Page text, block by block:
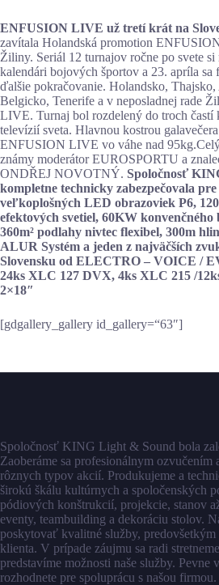
ENFUSION LIVE už tretí krát na
zavítala Holandská promotion
Žiliny. Seriál 12 turnajov ročne po svete si
kalendári bojových športov a 23. apríla
ďalšie pokračovanie. Holandsko,
Belgicko, Tenerife a v neposladnej rade
LIVE. Turnaj bol rozdelený do troch častí
televízií sveta. Hlavnou kostrou
ENFUSION LIVE vo váhe nad
známy moderátor EUROSPORTU a
ONDŘEJ NOVOTNÝ. Spoločnosť
kompletne technicky zabezpečovala pre
veľkoplošných LED obrazoviek P6,
efektových svetiel, 60KW konvenčného
360m² podlahy nivtec flexibel, 300m
ALUR Systém a jeden z najväčších
Slovensku od ELECTRO – VOICE /
24ks XLC 127 DVX, 4ks XLC 215 /
2×18″
[gdgallery_gallery id_gallery=“63″]
Spoločnosť KING Light & Sound bola
Zaoberáme sa profesionálnym ozvučením
rôznych typov akcií. Produkujeme a
širokú škálu kultúrnych a spoločenských
pódiových konštrukcií, projekcie, stanov
eventy, teambuilding a dekoráciu stolov.
poskytovať kvalitné služby, predovšetkým
klienta. V prípade záujmu sa radi
predstavíme možnosti naše služby. Pevne
rozhodnete pre spoluprácu s našou firmou.